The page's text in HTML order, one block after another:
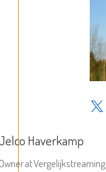
Haverkamp
atVergelijkstreaming